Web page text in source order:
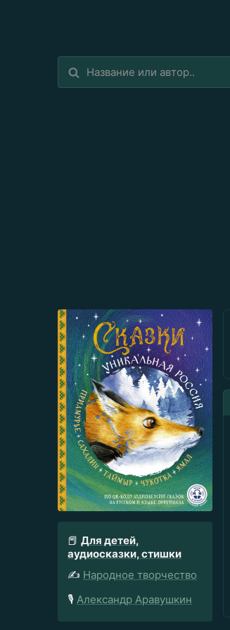
📕 Для детей,
аудиосказки, стишки
✍️ Народное творчество
🎙️ Александр Аравушкин